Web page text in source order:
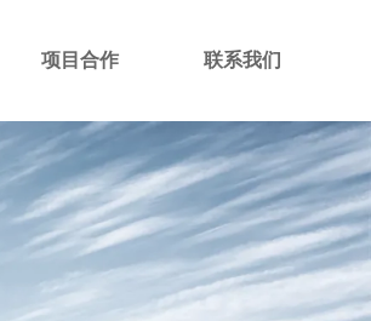
项目合作 联系我们